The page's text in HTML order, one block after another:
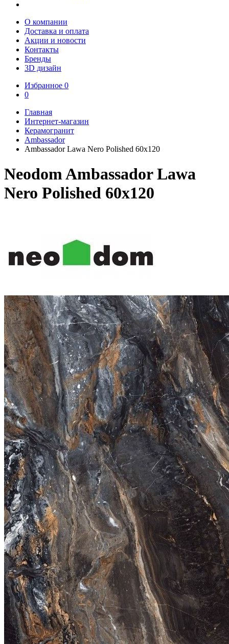
О компании
Доставка и оплата
Акции и новости
Контакты
Бренды
3D дизайн
Избранное 0
0
Главная
Интернет-магазин
Керамогранит
Ambassador
Ambassador Lawa Nero Polished 60x120
Neodom Ambassador Lawa
Nero Polished 60x120